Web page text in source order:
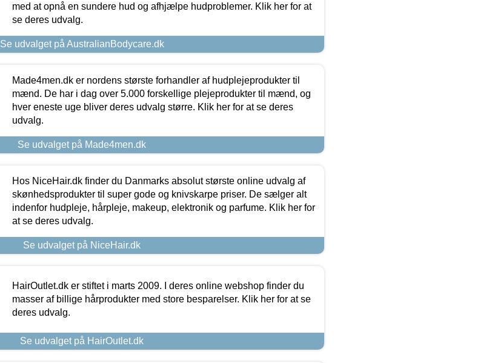
med at opnå en sundere hud og afhjælpe hudproblemer. Klik her for at
se deres udvalg.
Se udvalget på AustralianBodycare.dk
Made4men.dk er nordens største forhandler af hudplejeprodukter til
mænd. De har i dag over 5.000 forskellige plejeprodukter til mænd, og
hver eneste uge bliver deres udvalg større. Klik her for at se deres
udvalg.
Se udvalget på Made4men.dk
Hos NiceHair.dk finder du Danmarks absolut største online udvalg af
skønhedsprodukter til super gode og knivskarpe priser. De sælger alt
indenfor hudpleje, hårpleje, makeup, elektronik og parfume. Klik her for
at se deres udvalg.
Se udvalget på NiceHair.dk
HairOutlet.dk er stiftet i marts 2009. I deres online webshop finder du
masser af billige hårprodukter med store besparelser. Klik her for at se
deres udvalg.
Se udvalget på HairOutlet.dk